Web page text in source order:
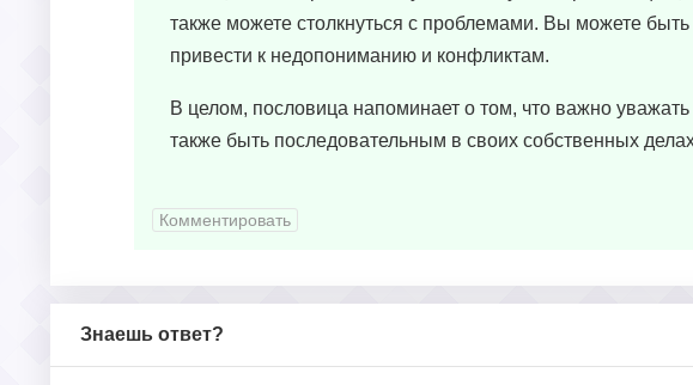
также можете столкнуться с проблемами. Вы можете
привести к недопониманию и конфликтам.
В целом, пословица напоминает о том, что важно
также быть последовательным в своих собственных
Комментировать
Знаешь ответ?